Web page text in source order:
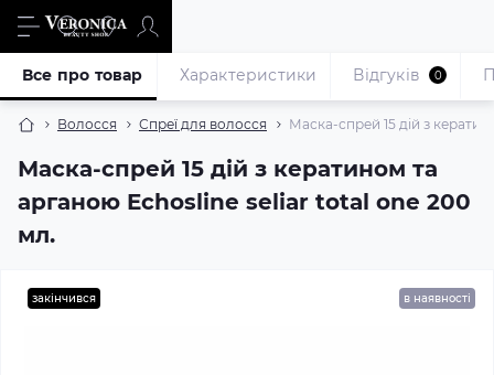
Волосся Спреї для волосся Маска-спрей 15 дій з
Маска-спрей 15 дій з кератином та
арганою Echosline seliar total one 200
мл.
Все про товар Характеристики Відгуків 0
закінчився в наявності